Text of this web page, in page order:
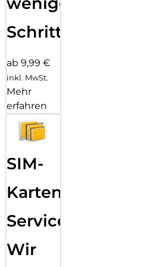
Schritten
ab 9,99 €
inkl. MwSt.
Mehr
erfahren
SIM-
Karten
Service:
Wir